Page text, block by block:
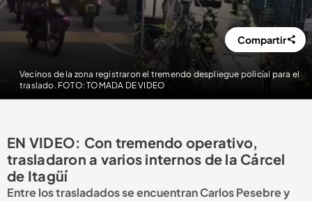
Vecinos de la zona registraron el tremendo despliegue policíal para el
traslado. FOTO: TOMADA DE VIDEO
Compartir
EN VIDEO: Con tremendo operativo,
trasladaron a varios internos de la Cárcel
de Itagüí
Entre los trasladados se encuentran Carlos Pesebre y